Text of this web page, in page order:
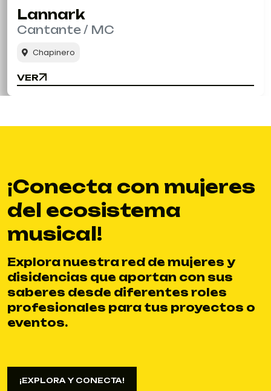
Lannark
Cantante / MC
Chapinero
VER
VER
¡Conecta con mujeres
del ecosistema
musical!
Explora nuestra red de mujeres y
disidencias que aportan con sus
saberes desde diferentes roles
profesionales para tus proyectos o
eventos.
¡EXPLORA Y CONECTA!